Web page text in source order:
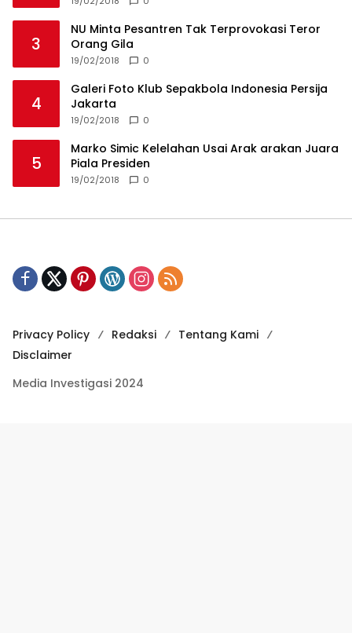
3
NU Minta Pesantren Tak Terprovokasi Teror
Orang Gila
19/02/2018 0
4
Galeri Foto Klub Sepakbola Indonesia Persija
Jakarta
19/02/2018 0
5
Marko Simic Kelelahan Usai Arak arakan Juara
Piala Presiden
19/02/2018 0
Privacy Policy Redaksi
Tentang Kami
Disclaimer
Media Investigasi 2024